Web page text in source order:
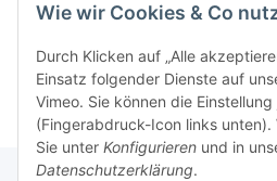
Wie wir Cookies & Co
Durch Klicken auf „Alle
Einsatz folgender Dienste auf
Vimeo. Sie können die
(Fingerabdruck-Icon links unten).
Sie unter Konfigurieren und in
Datenschutzerklärung.